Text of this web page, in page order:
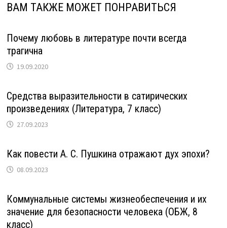
ВАМ ТАКЖЕ МОЖЕТ ПОНРАВИТЬСЯ
Почему любовь в литературе почти всегда
трагична
19.09.2020
Средства выразительности в сатирических
произведениях (Литература, 7 класс)
27.09.2023
Как повести А. С. Пушкина отражают дух эпохи?
08.09.2023
Коммунальные системы жизнеобеспечения и их
значение для безопасности человека (ОБЖ, 8
класс)